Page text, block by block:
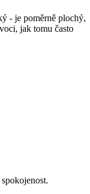
- je poměrně plochý,
jak tomu často